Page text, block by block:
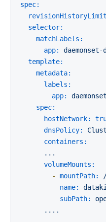
spec:
selector:
matchLabels:
app:
template:
metadata:
labels:
app:
spec:
hostNetwork:
dnsPolicy:
containers:
...
volumeMounts:
-
mountPath:
name:
subPath:
....